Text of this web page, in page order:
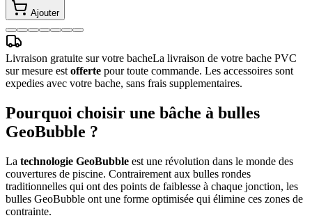
Ajouter
Livraison gratuite sur votre bacheLa livraison de votre bache PVC
sur mesure est offerte pour toute commande. Les accessoires sont
expedies avec votre bache, sans frais supplementaires.
Pourquoi choisir une bâche à bulles
GeoBubble ?
La technologie GeoBubble est une révolution dans le monde des
couvertures de piscine. Contrairement aux bulles rondes
traditionnelles qui ont des points de faiblesse à chaque jonction, les
bulles GeoBubble ont une forme optimisée qui élimine ces zones de
contrainte.